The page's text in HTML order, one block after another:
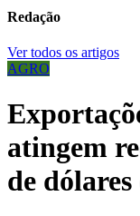
Redação
Ver todos os artigos
AGRO
atingem
de dólares